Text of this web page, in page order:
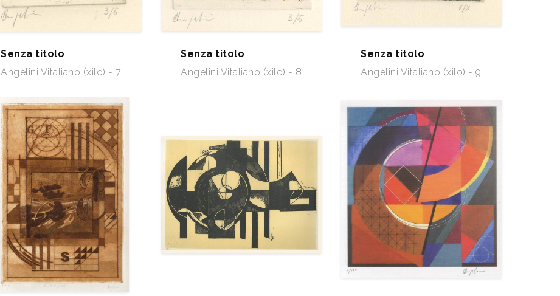
Senza titolo
Angelini Vitaliano (xilo) - 7
Senza titolo
Angelini Vitaliano (xilo) - 8
Senza titolo
Angelini Vitaliano (xilo) - 9